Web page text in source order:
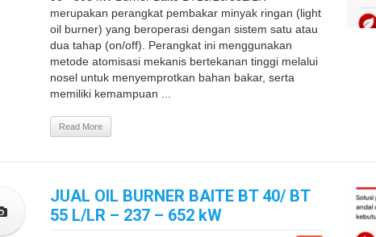
merupakan perangkat pembakar minyak ringan (light
oil burner) yang beroperasi dengan sistem satu atau
dua tahap (on/off). Perangkat ini menggunakan
metode atomisasi mekanis bertekanan tinggi melalui
nosel untuk menyemprotkan bahan bakar, serta
memiliki kemampuan ...
Read More
JUAL OIL BURNER BAITE BT 40/ BT
55 L/LR – 237 – 652 kW